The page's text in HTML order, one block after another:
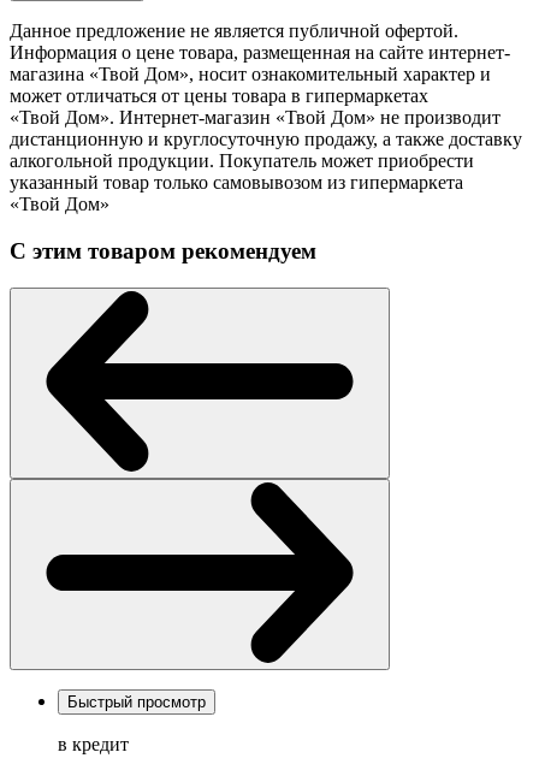
Данное предложение не является публичной офертой.
Информация о цене товара, размещенная на сайте интернет-
магазина «Твой Дом», носит ознакомительный характер и
может отличаться от цены товара в гипермаркетах
«Твой Дом». Интернет-магазин «Твой Дом» не производит
дистанционную и круглосуточную продажу, а также доставку
алкогольной продукции. Покупатель может приобрести
указанный товар только самовывозом из гипермаркета
«Твой Дом»
С этим товаром рекомендуем
Быстрый просмотр
в кредит